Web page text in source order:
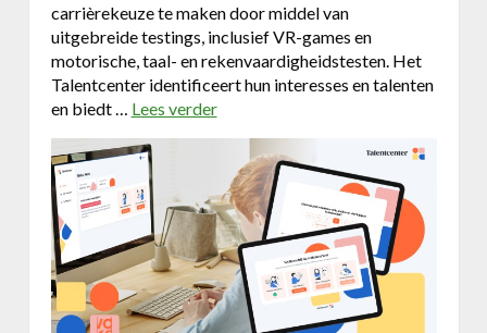
carrièrekeuze te maken door middel van
uitgebreide testings, inclusief VR-games en
motorische, taal- en rekenvaardigheidstesten. Het
Talentcenter identificeert hun interesses en talenten
en biedt … Lees verdero
O
n
t
m
o
e